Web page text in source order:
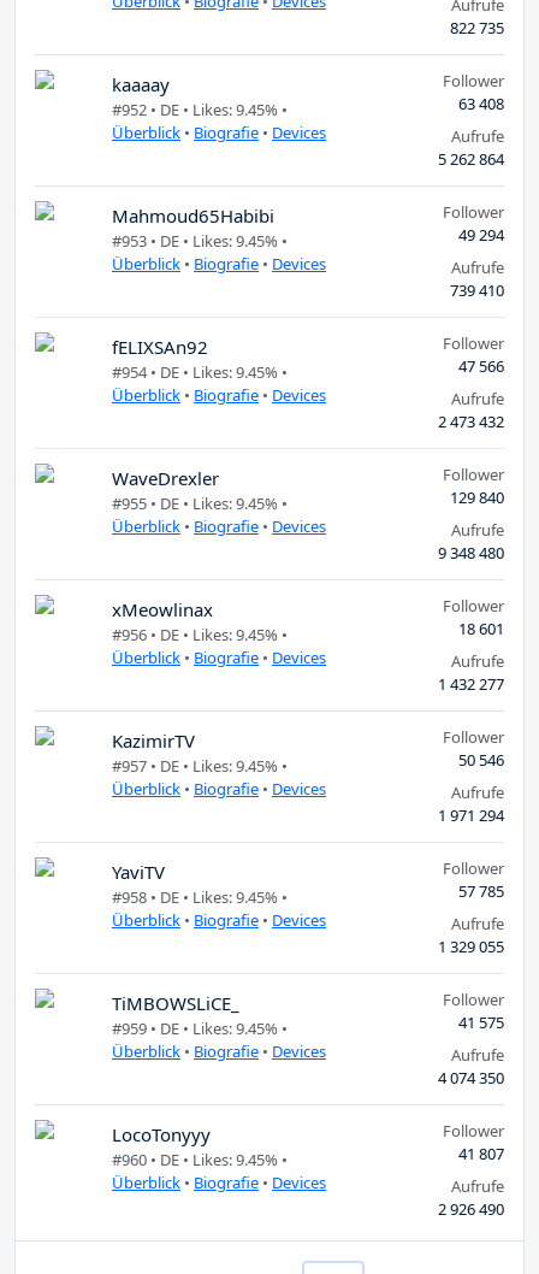
Aufrufe
822 735
kaaaay
#952 • DE • Likes: 9.45% •
Überblick • Biografie • Devices
Follower
63 408
Aufrufe
5 262 864
Mahmoud65Habibi
#953 • DE • Likes: 9.45% •
Überblick • Biografie • Devices
Follower
49 294
Aufrufe
739 410
fELIXSAn92
#954 • DE • Likes: 9.45% •
Überblick • Biografie • Devices
Follower
47 566
Aufrufe
2 473 432
WaveDrexler
#955 • DE • Likes: 9.45% •
Überblick • Biografie • Devices
Follower
129 840
Aufrufe
9 348 480
xMeowlinax
#956 • DE • Likes: 9.45% •
Überblick • Biografie • Devices
Follower
18 601
Aufrufe
1 432 277
KazimirTV
#957 • DE • Likes: 9.45% •
Überblick • Biografie • Devices
Follower
50 546
Aufrufe
1 971 294
YaviTV
#958 • DE • Likes: 9.45% •
Überblick • Biografie • Devices
Follower
57 785
Aufrufe
1 329 055
TiMBOWSLiCE_
#959 • DE • Likes: 9.45% •
Überblick • Biografie • Devices
Follower
41 575
Aufrufe
4 074 350
LocoTonyyy
#960 • DE • Likes: 9.45% •
Überblick • Biografie • Devices
Follower
41 807
Aufrufe
2 926 490